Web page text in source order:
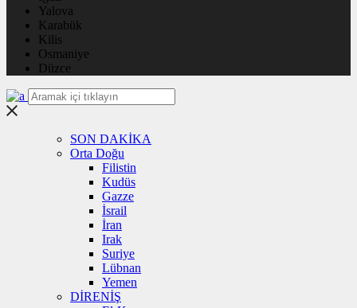
Yalova
Karabük
Kilis
Osmaniye
Düzce
SON DAKİKA
Orta Doğu
Filistin
Kudüs
Gazze
İsrail
İran
Irak
Suriye
Lübnan
Yemen
DİRENİŞ